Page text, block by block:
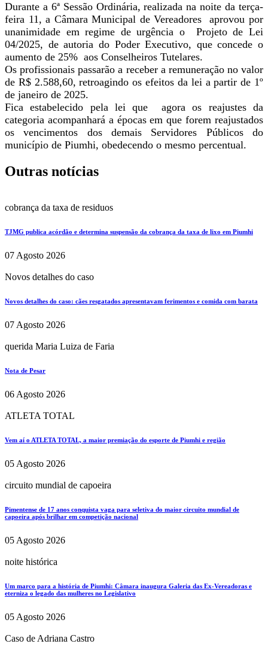
Durante a 6ª Sessão Ordinária, realizada na noite da terça-
feira 11, a Câmara Municipal de Vereadores aprovou por
unanimidade em regime de urgência o Projeto de Lei
04/2025, de autoria do Poder Executivo, que concede o
aumento de 25% aos Conselheiros Tutelares.
Os profissionais passarão a receber a remuneração no valor
de R$ 2.588,60, retroagindo os efeitos da lei a partir de 1º
de janeiro de 2025.
Fica estabelecido pela lei que agora os reajustes da
categoria acompanhará a épocas em que forem reajustados
os vencimentos dos demais Servidores Públicos do
município de Piumhi, obedecendo o mesmo percentual.
Outras notícias
cobrança da taxa de residuos
TJMG publica acórdão e determina suspensão da cobrança da taxa de lixo em Piumhi
07 Agosto 2026
Novos detalhes do caso
Novos detalhes do caso: cães resgatados apresentavam ferimentos e comida com barata
07 Agosto 2026
querida Maria Luiza de Faria
Nota de Pesar
06 Agosto 2026
ATLETA TOTAL
Vem aí o ATLETA TOTAL, a maior premiação do esporte de Piumhi e região
05 Agosto 2026
circuito mundial de capoeira
Pimentense de 17 anos conquista vaga para seletiva do maior circuito mundial de
capoeira após brilhar em competição nacional
05 Agosto 2026
noite histórica
Um marco para a história de Piumhi: Câmara inaugura Galeria das Ex-Vereadoras e
eterniza o legado das mulheres no Legislativo
05 Agosto 2026
Caso de Adriana Castro